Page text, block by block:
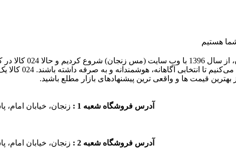
024 کالا، معتبرترین
قیمت‌ ها از معتبرترین
قیمت‌ ها و واقعی‌ ترین پیشنهادهای بازار مطلع باشید.
آدرس فروشگاه شعبه 1 : زنجان، خیابان امام،
آدرس فروشگاه شعبه 2 : زنجان، خیابان